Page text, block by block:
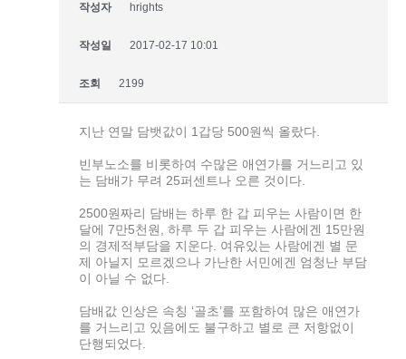
작성자 hrights
작성일 2017-02-17 10:01
조회 2199
지난 연말 담뱃값이 1갑당 500원씩 올랐다.
빈부노소를 비롯하여 수많은 애연가를 거느리고 있
는 담배가 무려 25퍼센트나 오른 것이다.
2500원짜리 담배는 하루 한 갑 피우는 사람이면 한
달에 7만5천원, 하루 두 갑 피우는 사람에겐 15만원
의 경제적부담을 지운다. 여유있는 사람에겐 별 문
제 아닐지 모르겠으나 가난한 서민에겐 엄청난 부담
이 아닐 수 없다.
담배값 인상은 속칭 ‘골초’를 포함하여 많은 애연가
를 거느리고 있음에도 불구하고 별로 큰 저항없이
단행되었다.